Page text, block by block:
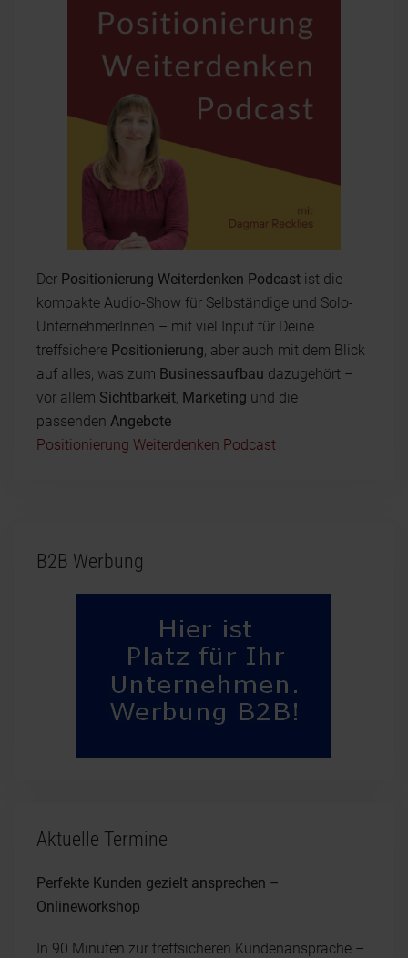
Der Positionierung Weiterdenken Podcast ist die
kompakte Audio-Show für Selbständige und Solo-
UnternehmerInnen – mit viel Input für Deine
treffsichere Positionierung , aber auch mit dem Blick
auf alles, was zum Businessaufbau dazugehört –
vor allem Sichtbarkeit Marketing und die
passenden Angebote
Positionierung Weiterdenken Podcast
B2B Werbung
Aktuelle Termine
Perfekte Kunden gezielt ansprechen –
Onlineworkshop
In 90 Minuten zur treffsicheren Kundenansprache –